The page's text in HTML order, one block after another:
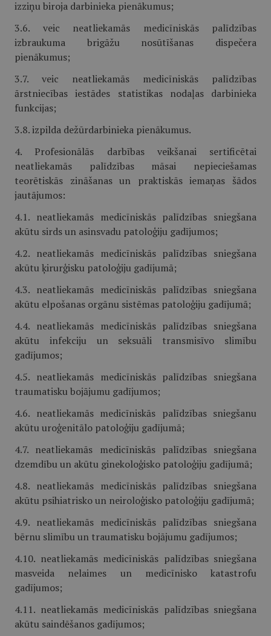
izziņu biroja darbinieka pienākumus;
3.6. veic neatliekamās medicīniskās palīdzības
izbraukuma brigāžu nosūtīšanas dispečera
pienākumus;
3.7. veic neatliekamās medicīniskās palīdzības
ārstniecības iestādes statistikas nodaļas darbinieka
funkcijas;
3.8. izpilda dežūrdarbinieka pienākumus.
4. Profesionālās darbības veikšanai sertificētai
neatliekamās palīdzības māsai nepieciešamas
teorētiskās zināšanas un praktiskās iemaņas šādos
jautājumos:
4.1. neatliekamās medicīniskās palīdzības sniegšana
akūtu sirds un asinsvadu patoloģiju gadījumos;
4.2. neatliekamās medicīniskās palīdzības sniegšana
akūtu ķirurģisku patoloģiju gadījumā;
4.3. neatliekamās medicīniskās palīdzības sniegšana
akūtu elpošanas orgānu sistēmas patoloģiju gadījumā;
4.4. neatliekamās medicīniskās palīdzības sniegšana
akūtu infekciju un seksuāli transmisīvo slimību
gadījumos;
4.5. neatliekamās medicīniskās palīdzības sniegšana
traumatisku bojājumu gadījumos;
4.6. neatliekamās medicīniskās palīdzības sniegšanu
akūtu uroģenitālo patoloģiju gadījumā;
4.7. neatliekamās medicīniskās palīdzības sniegšana
dzemdību un akūtu ginekoloģisko patoloģiju gadījumā;
4.8. neatliekamās medicīniskās palīdzības sniegšana
akūtu psihiatrisko un neiroloģisko patoloģiju gadījumā;
4.9. neatliekamās medicīniskās palīdzības sniegšana
bērnu slimību un traumatisku bojājumu gadījumos;
4.10. neatliekamās medicīniskās palīdzības sniegšana
masveida nelaimes un medicīnisko katastrofu
gadījumos;
4.11. neatliekamās medicīniskās palīdzības sniegšana
akūtu saindēšanos gadījumos;